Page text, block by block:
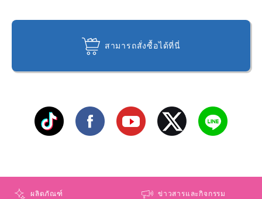
สามารถสั่งซื้อได้ที่นี่
ผลิตภัณฑ์ ข่าวสารและกิจกรรม